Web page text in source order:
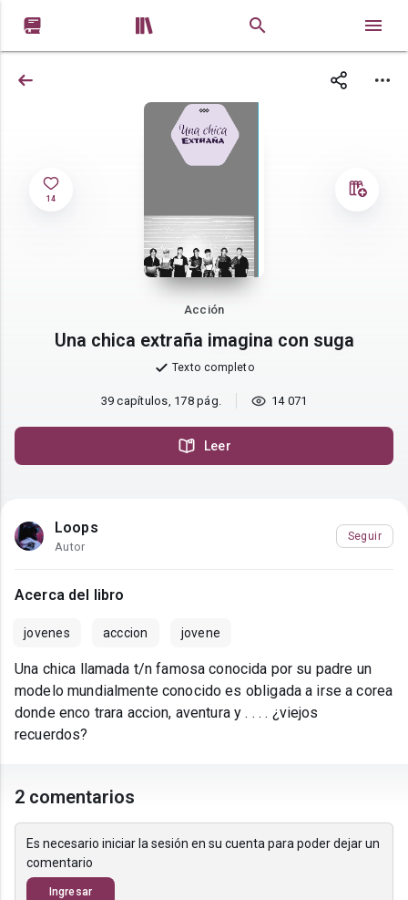
 
14
Acción
Una chica extraña imagina con suga
Texto completo
39 capítulos, 178 pág. 14 071
Leer
Loops
Autor
Seguir
Acerca del libro
jovenes acccion jovene
Una chica llamada t/n famosa conocida por su padre un
modelo mundialmente conocido es obligada a irse a corea
donde enco trara accion, aventura y . . . . ¿viejos
recuerdos?
2 comentarios
Es necesario iniciar la sesión en su cuenta para poder dejar un
comentario
Ingresar